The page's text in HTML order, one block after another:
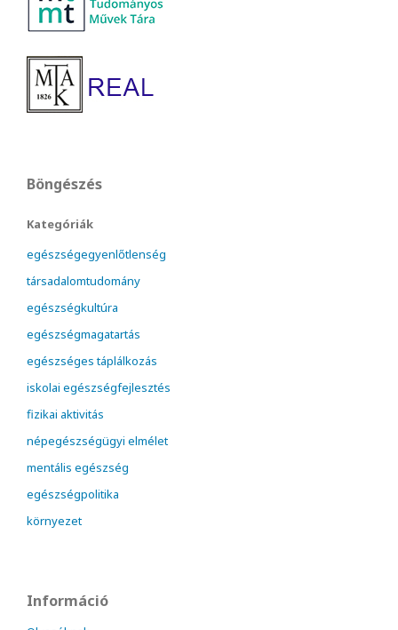
Böngészés
Kategóriák
egészségegyenlőtlenség
társadalomtudomány
egészségkultúra
egészségmagatartás
egészséges táplálkozás
iskolai egészségfejlesztés
fizikai aktivitás
népegészségügyi elmélet
mentális egészség
egészségpolitika
környezet
Információ